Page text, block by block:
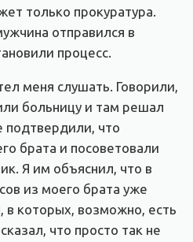
только прокуратура.
отправился в
процесс.
меня слушать. Говорили,
больницу и там решал
подтвердили, что
брата и посоветовали
Я им объяснил, что в
из моего брата уже
в которых, возможно, есть
что просто так не